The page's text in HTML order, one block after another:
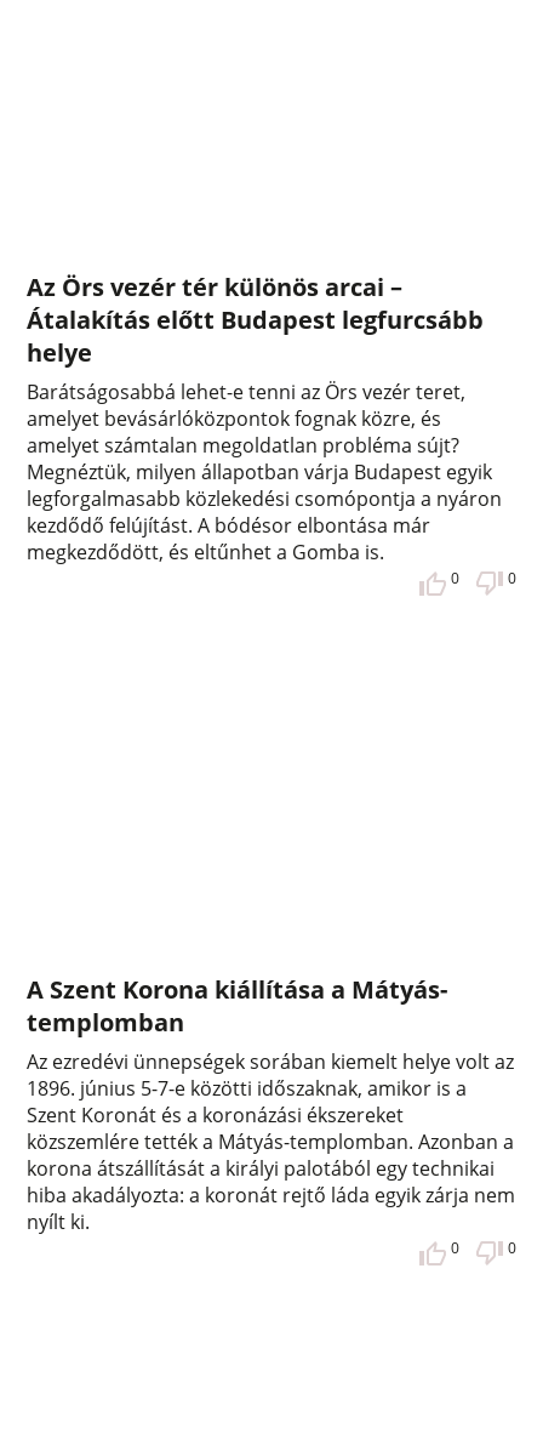
Az Örs vezér tér különös arcai –
Átalakítás előtt Budapest legfurcsább
helye
Barátságosabbá lehet-e tenni az Örs vezér teret,
amelyet bevásárlóközpontok fognak közre, és
amelyet számtalan megoldatlan probléma sújt?
Megnéztük, milyen állapotban várja Budapest egyik
legforgalmasabb közlekedési csomópontja a nyáron
kezdődő felújítást. A bódésor elbontása már
megkezdődött, és eltűnhet a Gomba is.
0 0
A Szent Korona kiállítása a Mátyás-
templomban
Az ezredévi ünnepségek sorában kiemelt helye volt az
1896. június 5-7-e közötti időszaknak, amikor is a
Szent Koronát és a koronázási ékszereket
közszemlére tették a Mátyás-templomban. Azonban a
korona átszállítását a királyi palotából egy technikai
hiba akadályozta: a koronát rejtő láda egyik zárja nem
nyílt ki.
0 0